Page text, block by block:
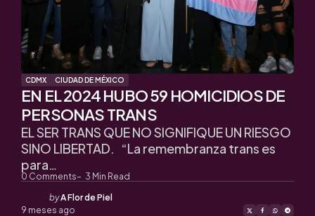
CDMX CIUDAD DE MÉXICO
EN EL 2024 HUBO 59 HOMICIDIOS DE
PERSONAS TRANS
0 Comments 3 Min Read
EL SER TRANS QUE NO SIGNIFIQUE UN RIESGO
SINO LIBERTAD. “La remembranza trans es
para…
Posted
by
byA Flor de Piel
9 meses ago